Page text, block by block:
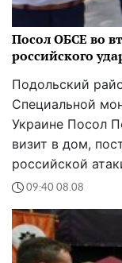
Посол ОБСЕ во
российского
Подольский
Специальной
Украине Посол
визит в дом,
российской
09:40 08.08